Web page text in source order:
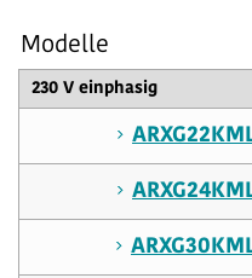
Modelle
230 V einphasig